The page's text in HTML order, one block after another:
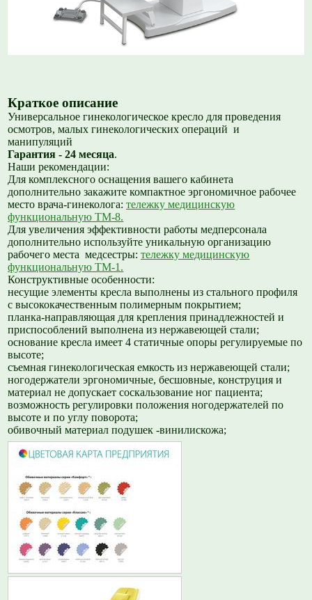
Краткое описание
Универсальное гинекологическое кресло для проведения
осмотров, малых гинекологических операций и
манипуляций
Гарантия - 24 месяца.
Наши рекомендации:
Для комплексного оснащения вашего кабинета
дополнительно закажите компактное эргономичное рабочее
место врача-гинеколога:тележку медицинскую
функциональную ТМ-8.
Для увеличения эффективности работы медперсонала
дополнительно используйте уникальную организацию
рабочего места медсестры:тележку медицинскую
функциональную ТМ-1.
Конструктивные особенности:
несущие элементы кресла выполнены из стального профиля
с высококачественным полимерным покрытием;
планка-направляющая для крепления принадлежностей и
приспособлений выполнена из нержавеющей стали;
основание кресла имеет 4 статичные опоры регулируемые по
высоте;
съемная гинекологическая емкость из нержавеющей стали;
ногодержатели эргономичные, бесшовные, конструция и
материал не допускает соскальзование ног пациента;
возможность регулировки положения ногодержателей по
высоте и по углу поворота;
обивочный материал подушек -винилискожа;